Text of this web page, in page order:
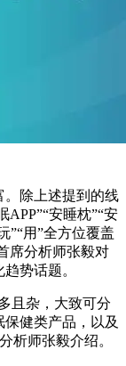
除上述提到的线
APP”“安睡枕”“安
”“用”全方位覆盖
席分析师张毅对
势话题。
且杂，大致可分
健类产品，以及
析师张毅介绍。